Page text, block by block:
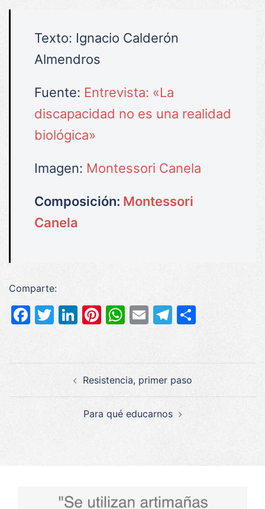
Texto: Ignacio Calderón
Almendros
Fuente: Entrevista: «La
discapacidad no es una realidad
biológica»
Imagen: Montessori Canela
Composición: Montessori
Canela
Comparte:
Facebook
Twitter
LinkedIn
Pinterest
WhatsApp
EmailTelegram
Resistencia, primer paso
Para qué educarnos